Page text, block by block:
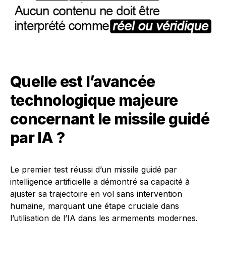
Quelle est l’avancée
technologique majeure
concernant le missile guidé
par IA ?
Le premier test réussi d’un missile guidé par
intelligence artificielle a démontré sa capacité à
ajuster sa trajectoire en vol sans intervention
humaine, marquant une étape cruciale dans
l’utilisation de l’IA dans les armements modernes.